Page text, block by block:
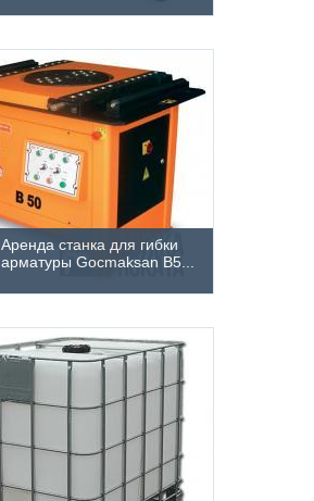
Аренда станка для гибки
арматуры Gocmaksan B5...